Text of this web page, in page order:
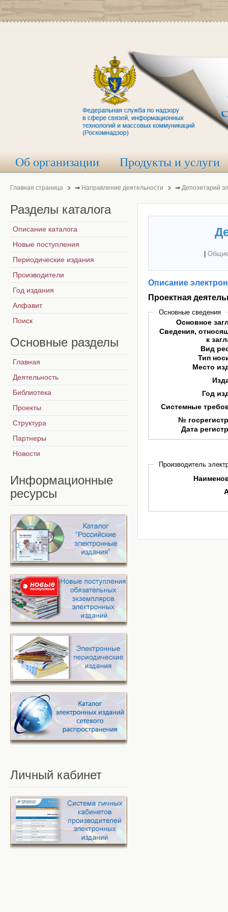
Об организации Продукты и услуги
Главная страница ⇒ Направление деятельности ⇒ Депозитарий
Описание
Проектная
Основные сведения
Основное
Сведения,
к
Вид
Тип
Место
Год
Системные
№
Дата
Производитель
Разделы каталога
Описание каталога
Новые поступления
Периодические издания
Производители
Год издания
Алфавит
Поиск
Основные разделы
Главная
Деятельность
Библиотека
Проекты
Структура
Партнеры
Новости
Информационные
ресурсы
Личный кабинет